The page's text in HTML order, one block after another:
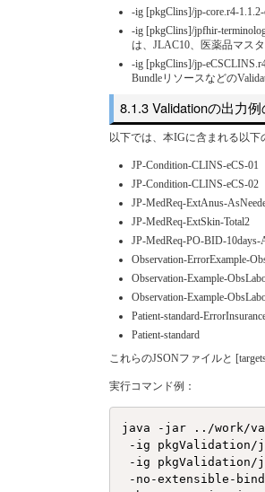
-ig [pkgClins]/jp-core.r4-
-ig [pkgClins]/jpfhir-
は、JLAC10、医薬品マス
-ig [pkgClins]/jp-
Bundleリソースなどの
Validationの出力
以下では、本IGに含まれる以下
JP-Condition-CLINS-eCS-01
JP-Condition-CLINS-eCS-02
JP-MedReq-ExtAnus-
JP-MedReq-ExtSkin-Total2
JP-MedReq-PO-BID-10days-
Observation-ErrorExample-
Observation-Example-
Observation-Example-
Patient-standard-
Patient-standard
これらのJSONファイルと
実行コマンド例：
java -jar ../work/
-ig pkgValidation/
-ig pkgValidation/
-no-extensible-